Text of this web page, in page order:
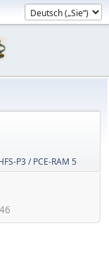
P3 / PCE-RAM 5